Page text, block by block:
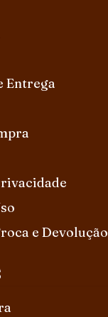
Entrega
e Devolução